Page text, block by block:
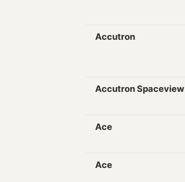
Accutron
Accutron Spaceview
Ace
Ace